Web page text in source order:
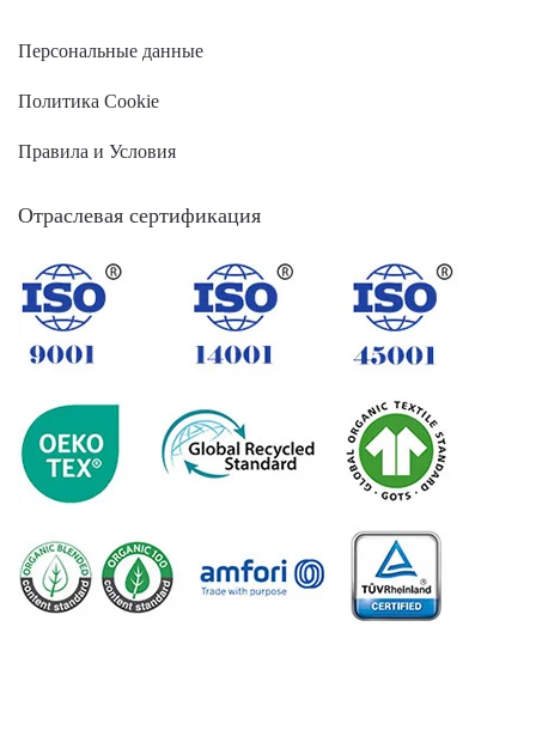
Персональные данные
Политика Cookie
Правила и Условия
Отраслевая сертификация